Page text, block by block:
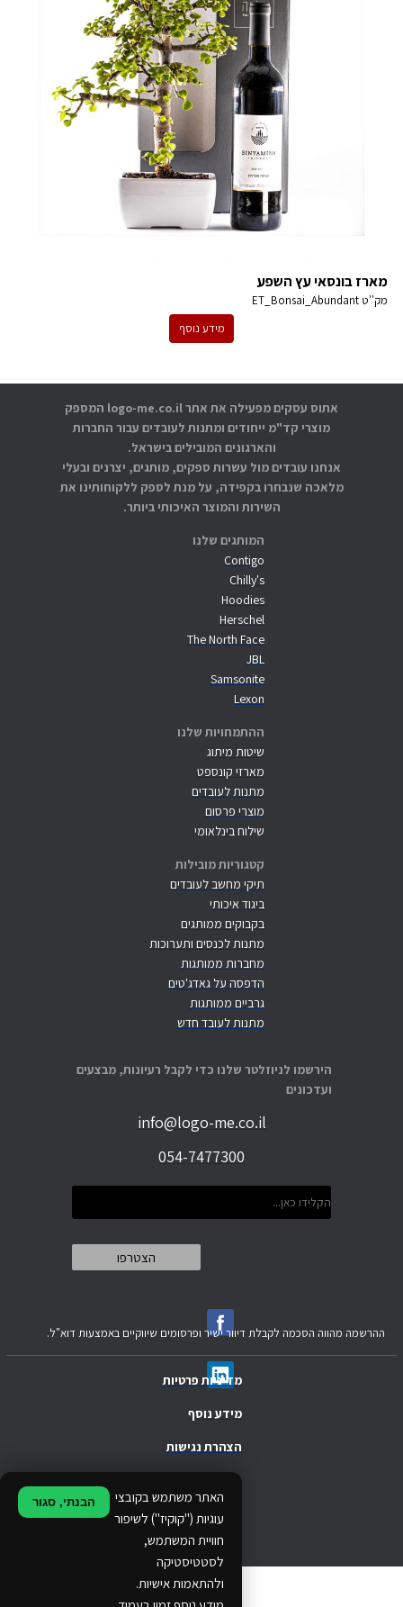
מארז בונסאי עץ השפע
מק''טET_Bonsai_Abundant
מידע נוסף
המותגים שלנו
Contigo
Chilly's
Hoodies
Herschel
The North Face
JBL
Samsonite
Lexon
ההתמחויות שלנו
שיטות מיתוג
מארזי קונספט
מתנות לעובדים
מוצרי פרסום
שילוח בינלאומי
קטגוריות מובילות
תיקי מחשב לעובדים
ביגוד איכותי
בקבוקים ממותגים
מתנות לכנסים ותערוכות
מחברות ממותגות
הדפסה על גאדג'טים
גרביים ממותגות
מתנות לעובד חדש
אתוס עסקים מפעילה את אתר logo-me.co.il המספק
מוצרי קד"מ ייחודים ומתנות לעובדים עבור החברות
והארגונים המובילים בישראל.
אנחנו עובדים מול עשרות ספקים, מותגים, יצרנים ובעלי
מלאכה שנבחרו בקפידה, על מנת לספק ללקוחותינו את
השירות והמוצר האיכותי ביותר.
הירשמו לניוזלטר שלנו כדי לקבל רעיונות, מבצעים
ועדכונים
info@logo-me.co.il
054-7477300
מדיניות פרטיות
האתר משתמש בקובצי
עוגיות ("קוקיז") לשיפור
חוויית המשתמש,
לסטטיסטיקה
ולהתאמות אישיות.
הבנתי, סגור
מידע נוסף
.
הצהרת נגישות
ההרשמה מהווה הסכמה לקבלת דיוור ישיר ופרסומים שיווקיים באמצעות דוא"ל.
© 2024 Ethos Business. All rights reserved.